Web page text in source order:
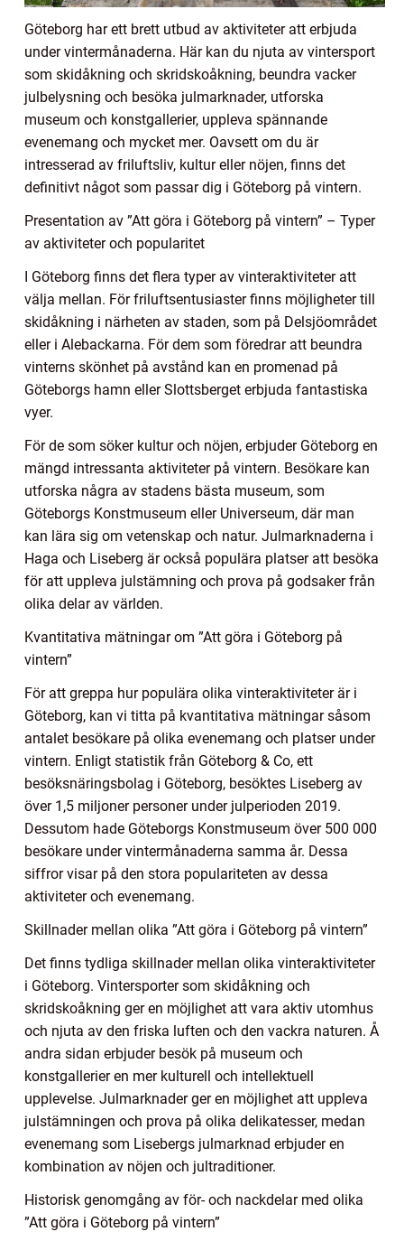
Göteborg har ett brett utbud av aktiviteter att erbjuda
under vintermånaderna. Här kan du njuta av vintersport
som skidåkning och skridskoåkning, beundra vacker
julbelysning och besöka julmarknader, utforska
museum och konstgallerier, uppleva spännande
evenemang och mycket mer. Oavsett om du är
intresserad av friluftsliv, kultur eller nöjen, finns det
definitivt något som passar dig i Göteborg på vintern.
Presentation av ”Att göra i Göteborg på vintern” – Typer
av aktiviteter och popularitet
I Göteborg finns det flera typer av vinteraktiviteter att
välja mellan. För friluftsentusiaster finns möjligheter till
skidåkning i närheten av staden, som på Delsjöområdet
eller i Alebackarna. För dem som föredrar att beundra
vinterns skönhet på avstånd kan en promenad på
Göteborgs hamn eller Slottsberget erbjuda fantastiska
vyer.
För de som söker kultur och nöjen, erbjuder Göteborg en
mängd intressanta aktiviteter på vintern. Besökare kan
utforska några av stadens bästa museum, som
Göteborgs Konstmuseum eller Universeum, där man
kan lära sig om vetenskap och natur. Julmarknaderna i
Haga och Liseberg är också populära platser att besöka
för att uppleva julstämning och prova på godsaker från
olika delar av världen.
Kvantitativa mätningar om ”Att göra i Göteborg på
vintern”
För att greppa hur populära olika vinteraktiviteter är i
Göteborg, kan vi titta på kvantitativa mätningar såsom
antalet besökare på olika evenemang och platser under
vintern. Enligt statistik från Göteborg & Co, ett
besöksnäringsbolag i Göteborg, besöktes Liseberg av
över 1,5 miljoner personer under julperioden 2019.
Dessutom hade Göteborgs Konstmuseum över 500 000
besökare under vintermånaderna samma år. Dessa
siffror visar på den stora populariteten av dessa
aktiviteter och evenemang.
Skillnader mellan olika ”Att göra i Göteborg på vintern”
Det finns tydliga skillnader mellan olika vinteraktiviteter
i Göteborg. Vintersporter som skidåkning och
skridskoåkning ger en möjlighet att vara aktiv utomhus
och njuta av den friska luften och den vackra naturen. Å
andra sidan erbjuder besök på museum och
konstgallerier en mer kulturell och intellektuell
upplevelse. Julmarknader ger en möjlighet att uppleva
julstämningen och prova på olika delikatesser, medan
evenemang som Lisebergs julmarknad erbjuder en
kombination av nöjen och jultraditioner.
Historisk genomgång av för- och nackdelar med olika
”Att göra i Göteborg på vintern”